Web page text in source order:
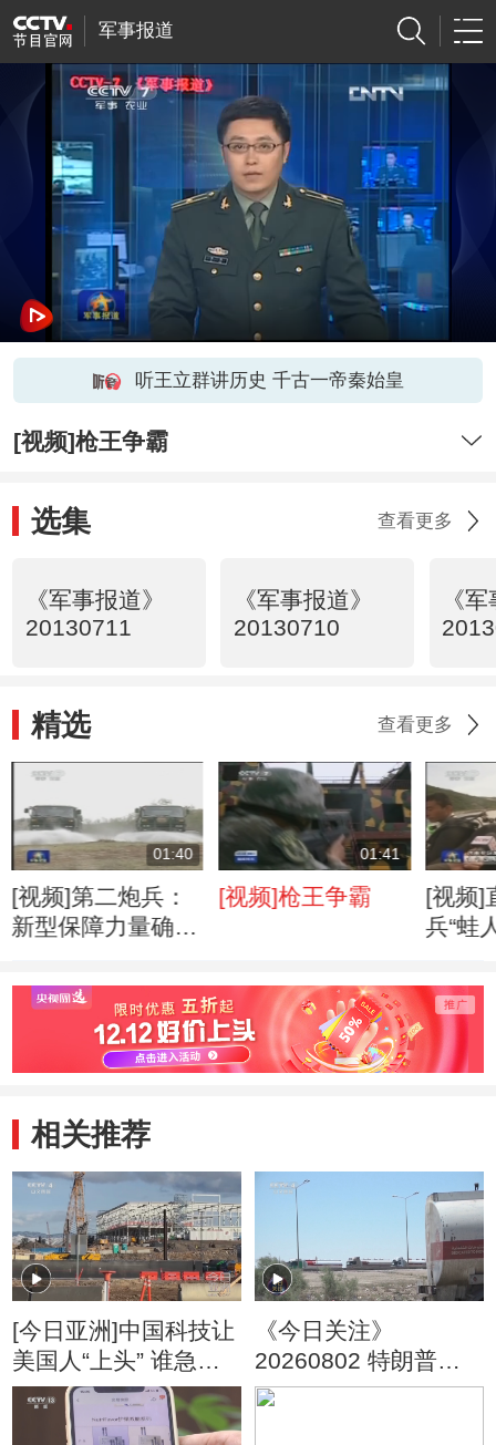
军事报道
听王立群讲历史 千古一帝秦始皇
[视频]枪王争霸
选集 查看更多
《军事报道》
20130711
《军事报道》
20130710
《
精选 查看更多
01:40
[视频]第二炮兵：
新型保障力量确保
01:41
[视频]枪王争霸
[视频]
兵“蛙
相关推荐
[今日亚洲]中国科技让
美国人“上头” 谁急
了？
《今日关注》
20260802 特朗普叫
停“最大规模”打击 伊